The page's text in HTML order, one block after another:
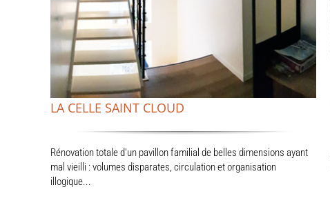
LA CELLE SAINT CLOUD
Rénovation totale d'un pavillon familial de belles dimensions ayant
mal vieilli : volumes disparates, circulation et organisation
illogique...